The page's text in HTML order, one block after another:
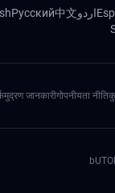
Русский中文اردو
मुद्रण जानकारीगोपनीयता नीति